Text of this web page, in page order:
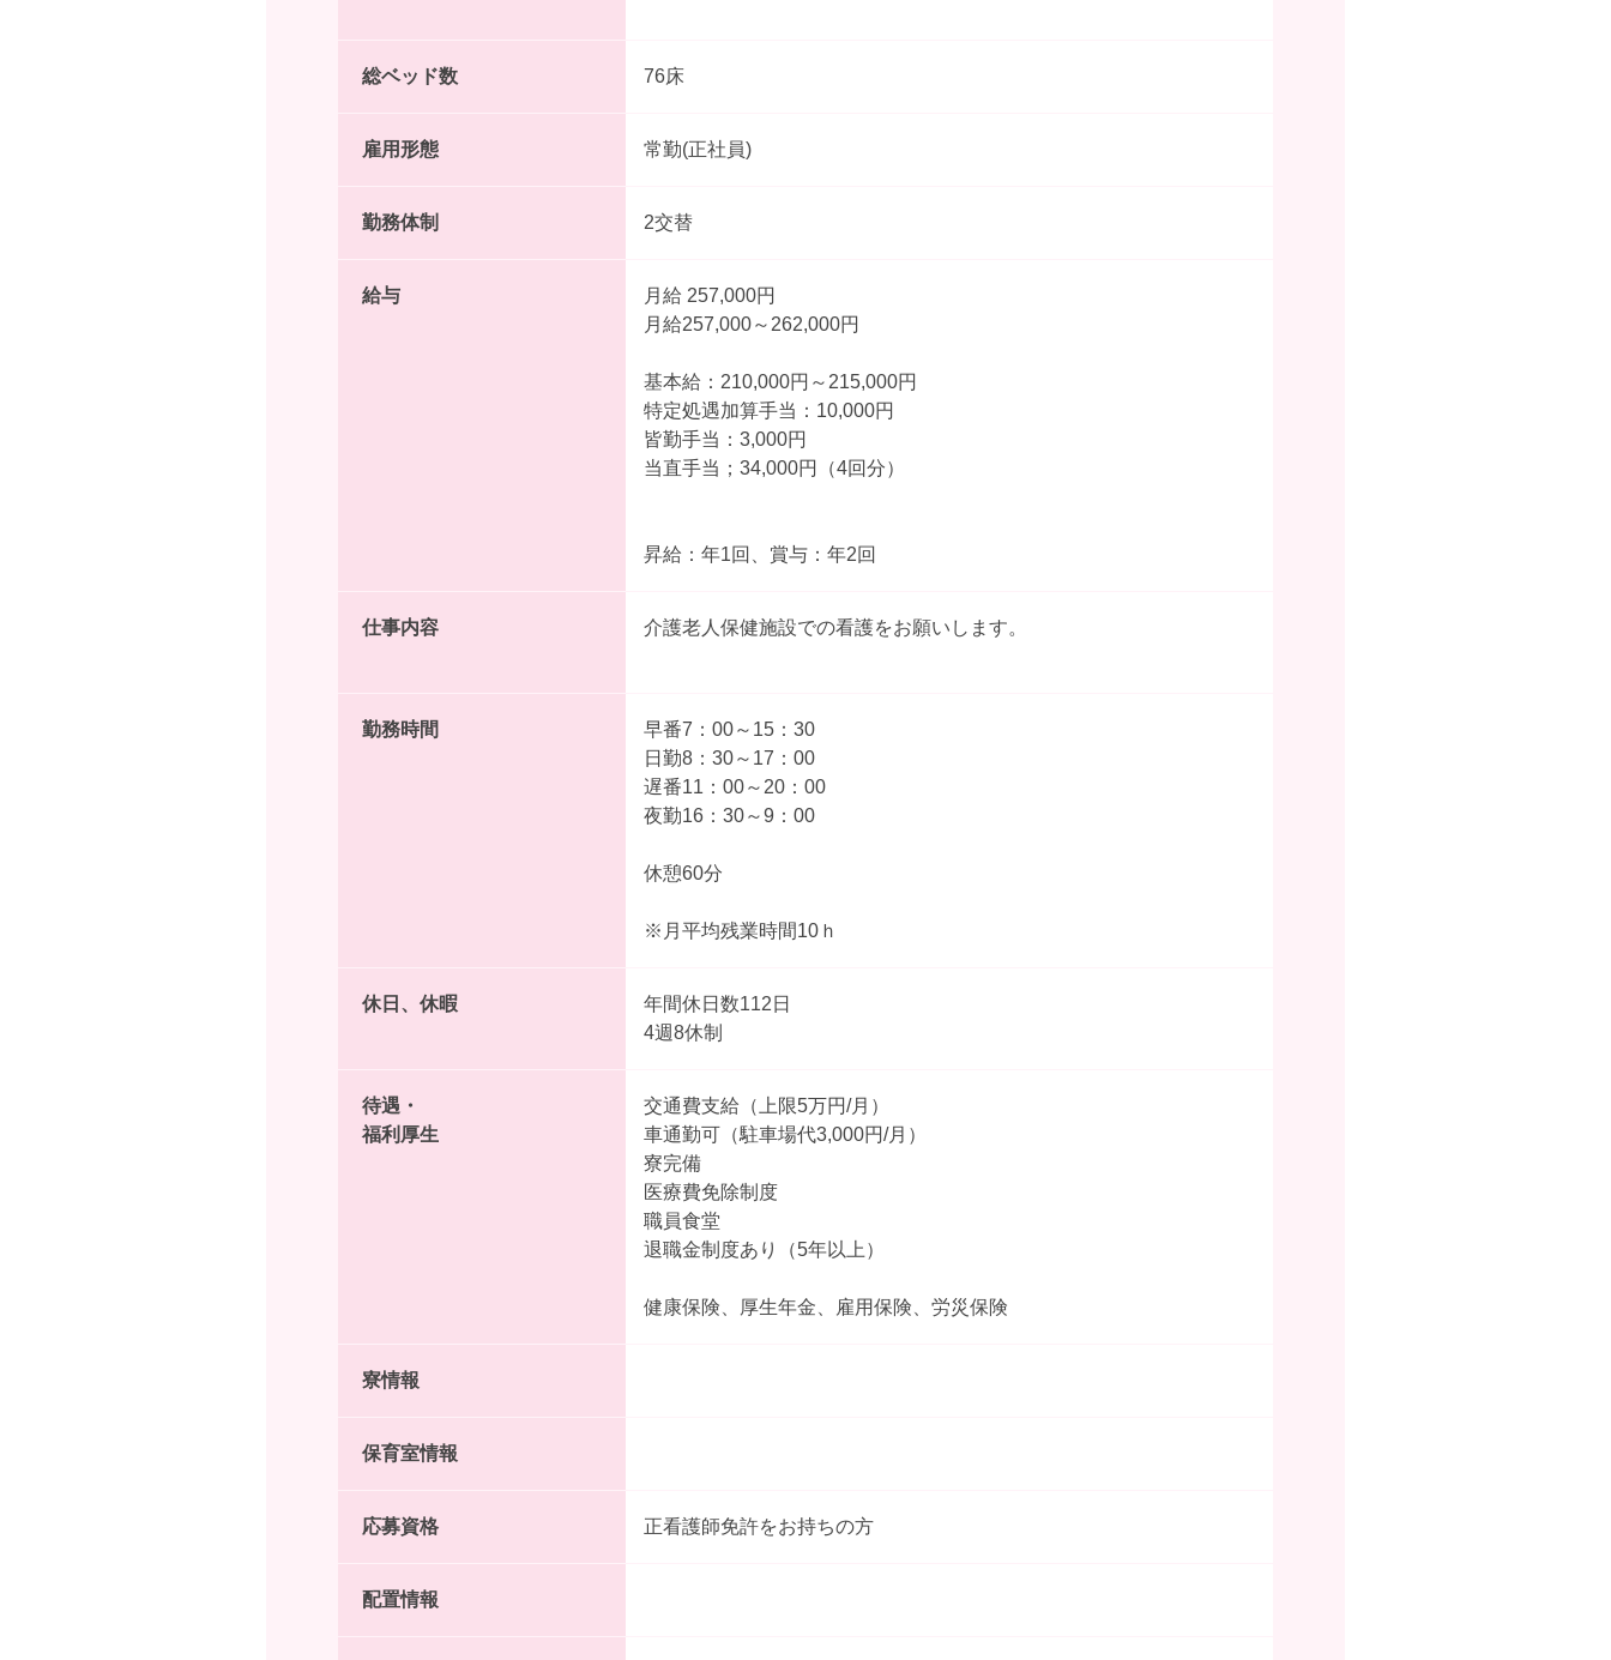
総ベッド数 76床
雇用形態 常勤(正社員)
勤務体制 2交替
給与
月給 257,000円
月給257,000～262,000円
基本給：210,000円～215,000円
特定処遇加算手当：10,000円
皆勤手当：3,000円
当直手当；34,000円（4回分）
昇給：年1回、賞与：年2回
仕事内容 介護老人保健施設での看護をお願いします。
勤務時間
早番7：00～15：30
日勤8：30～17：00
遅番11：00～20：00
夜勤16：30～9：00
休憩60分
※月平均残業時間10ｈ
休日、休暇
年間休日数112日
4週8休制
待遇・
福利厚生
交通費支給（上限5万円/月）
車通勤可（駐車場代3,000円/月）
寮完備
医療費免除制度
職員食堂
退職金制度あり（5年以上）
健康保険、厚生年金、雇用保険、労災保険
寮情報
保育室情報
応募資格 正看護師免許をお持ちの方
配置情報